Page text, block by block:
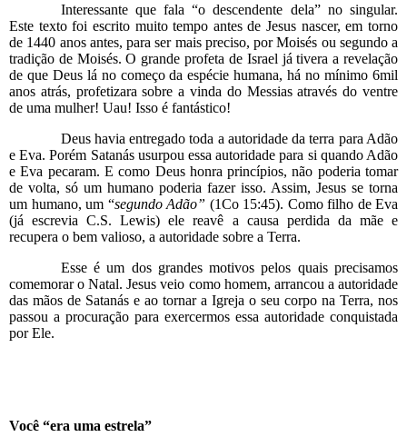
Interessante que fala “o descendente dela” no singular.
Este texto foi escrito muito tempo antes de Jesus nascer, em torno
de 1440 anos antes, para ser mais preciso, por Moisés ou segundo a
tradição de Moisés. O grande profeta de Israel já tivera a revelação
de que Deus lá no começo da espécie humana, há no mínimo 6mil
anos atrás, profetizara sobre a vinda do Messias através do ventre
de uma mulher! Uau! Isso é fantástico!
Deus havia entregado toda a autoridade da terra para Adão
e Eva. Porém Satanás usurpou essa autoridade para si quando Adão
e Eva pecaram. E como Deus honra princípios, não poderia tomar
de volta, só um humano poderia fazer isso. Assim, Jesus se torna
um humano, um “segundo Adão” (1Co 15:45). Como filho de Eva
(já escrevia C.S. Lewis) ele reavê a causa perdida da mãe e
recupera o bem valioso, a autoridade sobre a Terra.
Esse é um dos grandes motivos pelos quais precisamos
comemorar o Natal. Jesus veio como homem, arrancou a autoridade
das mãos de Satanás e ao tornar a Igreja o seu corpo na Terra, nos
passou a procuração para exercermos essa autoridade conquistada
por Ele.
Você “era uma estrela”